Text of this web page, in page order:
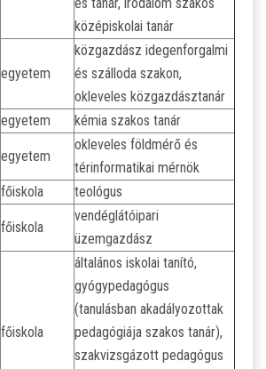
középiskolai tanár
egyetem
közgazdász idegenforgalmi
és szálloda szakon,
okleveles közgazdásztanár
egyetem kémia szakos tanár
egyetem
okleveles földmérő és
térinformatikai mérnök
főiskola teológus
főiskola
vendéglátóipari
üzemgazdász
főiskola
általános iskolai tanító,
gyógypedagógus
(tanulásban akadályozottak
pedagógiája szakos tanár),
szakvizsgázott pedagógus